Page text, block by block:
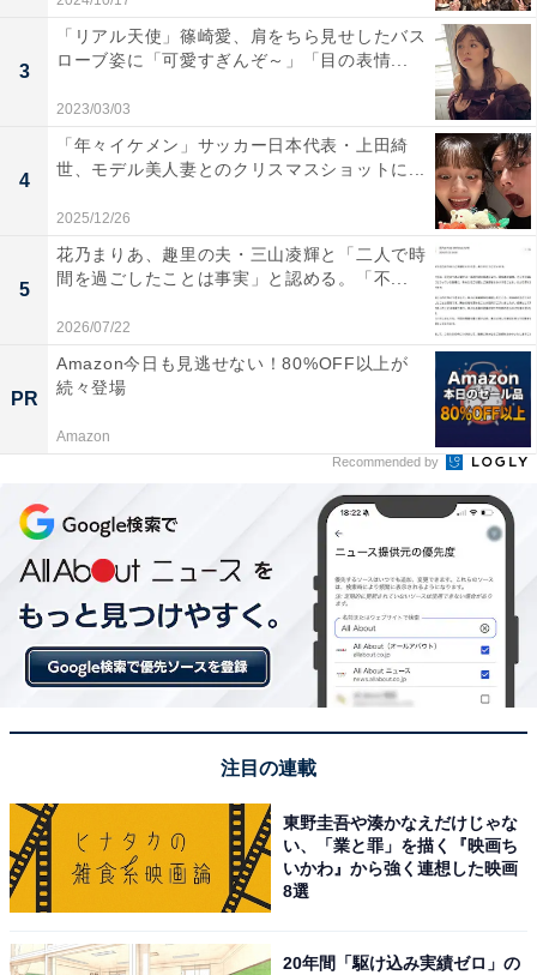
3
「リアル天使」篠崎愛、肩をちら見せしたバス
ローブ姿に「可愛すぎんぞ～」「目の表情...
2023/03/03
4
「年々イケメン」サッカー日本代表・上田綺
世、モデル美人妻とのクリスマスショットに...
2025/12/26
5
花乃まりあ、趣里の夫・三山凌輝と「二人で時
間を過ごしたことは事実」と認める。「不...
2026/07/22
PR
Amazon今日も見逃せない！80%OFF以上が
続々登場
Amazon
Recommended by
注目の連載
東野圭吾や湊かなえだけじゃな
い、「業と罪」を描く『映画ち
いかわ』から強く連想した映画
8選
20年間「駆け込み実績ゼロ」の